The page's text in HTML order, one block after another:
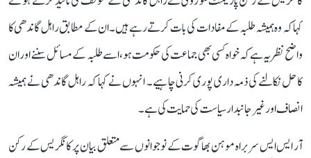
کہا کہ وہ ہمیشہ طلبہ کے مفادات کی بات کرتے رہے ہیں۔ ان کے مطابق راہل گاندھی کا
واضح نظریہ ہے کہ خواہ کسی بھی جماعت کی حکومت ہو، اسے طلبہ کے مسائل سننے اور ان
کا حل نکالنے کی ذمہ داری پوری کرنی چاہیے۔ انہوں نے کہا کہ راہل گاندھی نے ہمیشہ
انصاف اور غیر جانبدار سیاست کی حمایت کی ہے۔
آر ایس ایس سربراہ موہن بھاگوت کے نوجوانوں سے متعلق بیان پر کانگریس کے رکن